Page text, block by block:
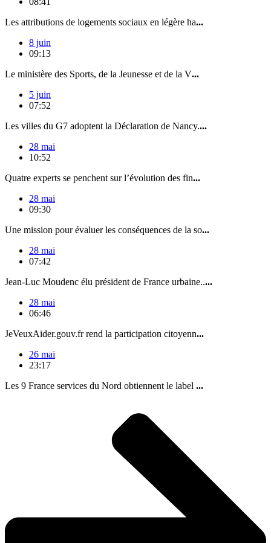
Les attributions de logements sociaux en légère ha...
8 juin
09:13
Le ministère des Sports, de la Jeunesse et de la V...
5 juin
07:52
Les villes du G7 adoptent la Déclaration de Nancy....
28 mai
10:52
Quatre experts se penchent sur l’évolution des fin...
28 mai
09:30
Une mission pour évaluer les conséquences de la so...
28 mai
07:42
Jean-Luc Moudenc élu président de France urbaine.....
28 mai
06:46
JeVeuxAider.gouv.fr rend la participation citoyenn...
26 mai
23:17
Les 9 France services du Nord obtiennent le label ...